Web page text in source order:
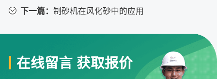
下一篇： 制砂机在风化砂中的应用
在线留言 获取报价